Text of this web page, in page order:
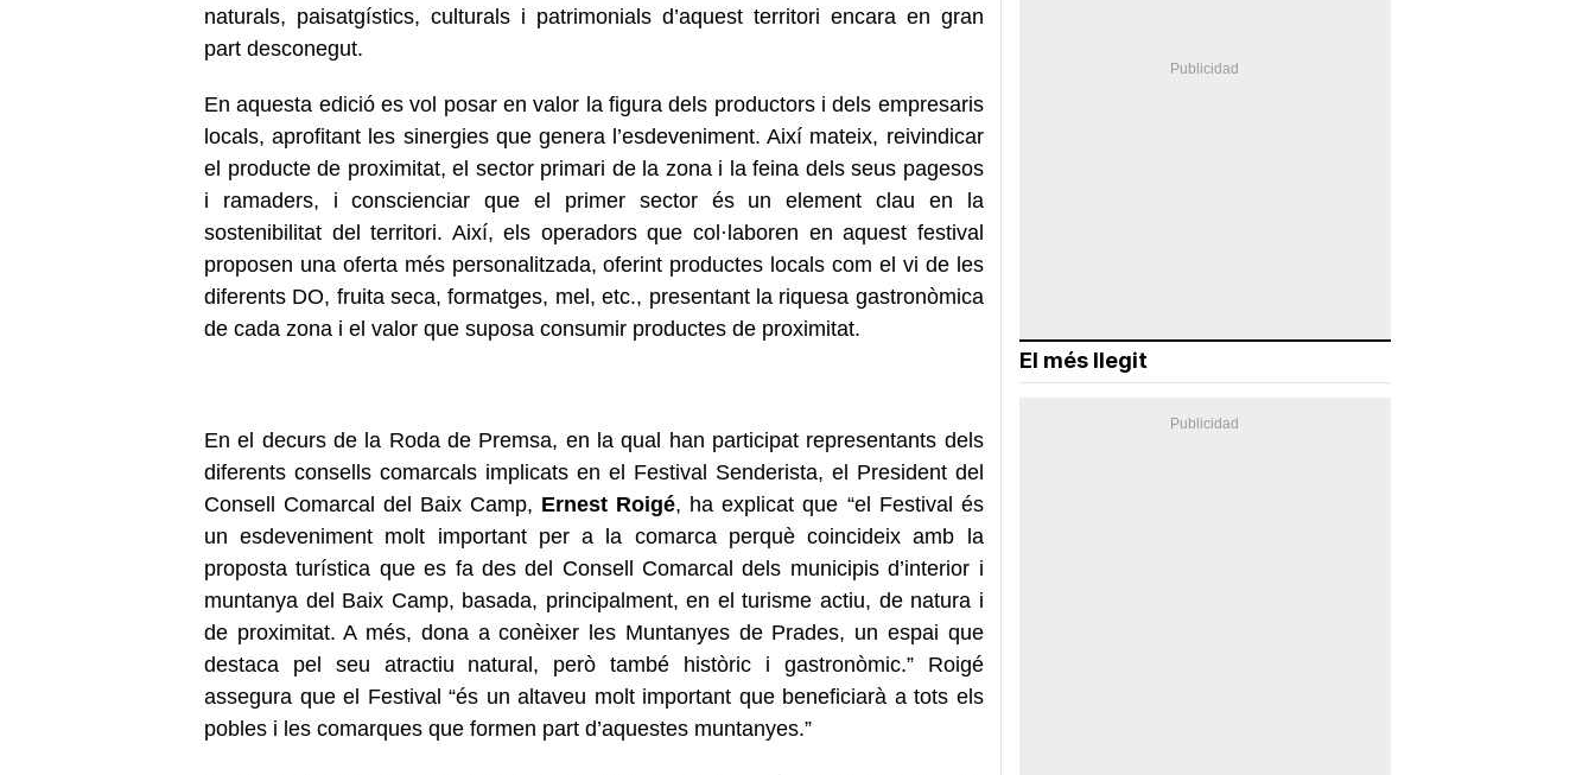
naturals, paisatgístics, culturals i patrimonials d’aquest territori encara en gran
part desconegut.
En aquesta edició es vol posar en valor la figura dels productors i dels empresaris
locals, aprofitant les sinergies que genera l’esdeveniment.Així mateix, reivindicar
el producte de proximitat, el sector primari de la zona i la feina dels seus pagesos
i ramaders, i conscienciar que el primer sector és un element clau en la
sostenibilitat del territori. Així, els operadors que col·laboren en aquest festival
proposen una oferta més personalitzada, oferint productes locals com el vi de les
diferents DO, fruita seca, formatges, mel, etc., presentant la riquesa gastronòmica
de cada zona i el valor que suposa consumir productes de proximitat.
En el decurs de la Roda de Premsa, en la qual han participat representants dels
diferents consells comarcals implicats en el Festival Senderista, el President del
Consell Comarcal del Baix Camp, Ernest Roigé, ha explicat que “el Festival és
un esdeveniment molt important per a la comarca perquè coincideix amb la
proposta turística que es fa des del Consell Comarcal dels municipis d’interior i
muntanya del Baix Camp, basada, principalment, en el turisme actiu, de natura i
de proximitat. A més, dona a conèixer les Muntanyes de Prades, un espai que
destaca pel seu atractiu natural, però també històric i gastronòmic.” Roigé
assegura que el Festival “és un altaveu molt important que beneficiarà a tots els
pobles i les comarques que formen part d’aquestes muntanyes.”
El més llegit